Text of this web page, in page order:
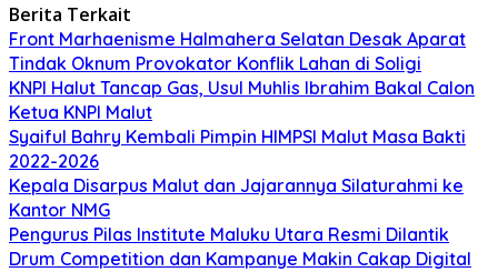
Berita Terkait
Front Marhaenisme Halmahera Selatan Desak Aparat
Tindak Oknum Provokator Konflik Lahan di Soligi
KNPI Halut Tancap Gas, Usul Muhlis Ibrahim Bakal Calon
Ketua KNPI Malut
Syaiful Bahry Kembali Pimpin HIMPSI Malut Masa Bakti
2022-2026
Kepala Disarpus Malut dan Jajarannya Silaturahmi ke
Kantor NMG
Pengurus Pilas Institute Maluku Utara Resmi Dilantik
Drum Competition dan Kampanye Makin Cakap Digital